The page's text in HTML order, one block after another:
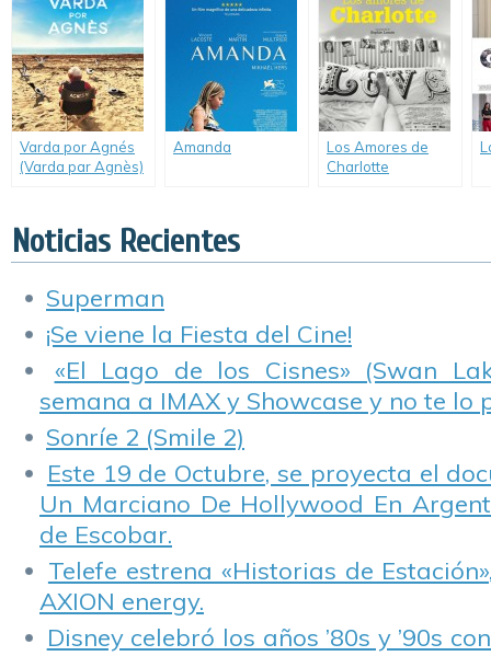
Planète Mars)
Varda por Agnés
(Varda par Agnès)
Amanda
Los Amores de
Charlotte
Noticias Recientes
Superman
¡Se viene la Fiesta del Cine!
«El Lago de los Cisnes» (Swan
semana a IMAX y Showcase y no te lo
Sonríe 2 (Smile 2)
Este 19 de Octubre, se proyecta el
Un Marciano De Hollywood En
de Escobar.
Telefe estrena «Historias de
AXION energy.
Disney celebró los años ’80s y ’90s